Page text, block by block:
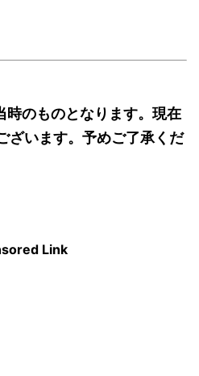
のものとなります。現在
ざいます。予めご了承くだ
Link